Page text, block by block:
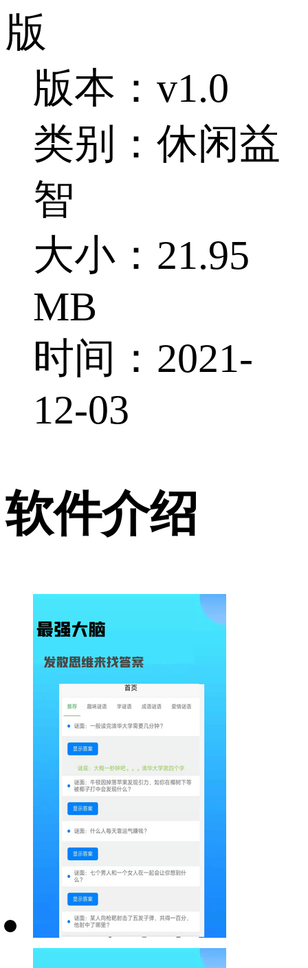
版
版本：v1.0
类别：休闲益
智
大小：21.95
MB
时间：2021-
12-03
软件介绍